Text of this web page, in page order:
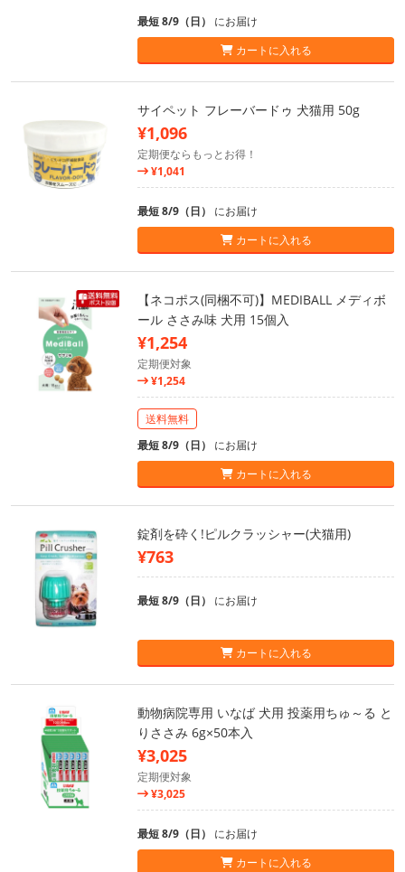
最短 8/9（日） にお届け
カートに入れる
サイペット フレーバードゥ 犬猫用 50g
¥1,096
定期便ならもっとお得！
¥1,041
最短 8/9（日） にお届け
カートに入れる
【ネコポス(同梱不可)】MEDIBALL メディボ
ール ささみ味 犬用 15個入
¥1,254
定期便対象
¥1,254
送料無料
最短 8/9（日） にお届け
カートに入れる
錠剤を砕く!ピルクラッシャー(犬猫用)
¥763
最短 8/9（日） にお届け
カートに入れる
動物病院専用 いなば 犬用 投薬用ちゅ～る と
りささみ 6g×50本入
¥3,025
定期便対象
¥3,025
最短 8/9（日） にお届け
カートに入れる